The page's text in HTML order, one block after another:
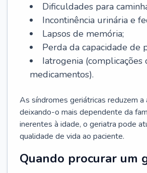
Dificuldades para
Incontinência urinária e
Lapsos de memória;
Perda da capacidade de
Iatrogenia
medicamentos).
As síndromes geriátricas reduzem
deixando-o mais dependente da
inerentes à idade, o geriatra pode
qualidade de vida ao paciente.
Quando procurar um